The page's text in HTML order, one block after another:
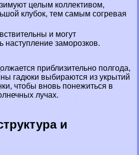
целым коллективом,
клубок, тем самым согревая
и могут
наступление заморозков.
приблизительно полгода,
гадюки выбираются из укрытий
чтобы вновь понежиться в
лучах.
и